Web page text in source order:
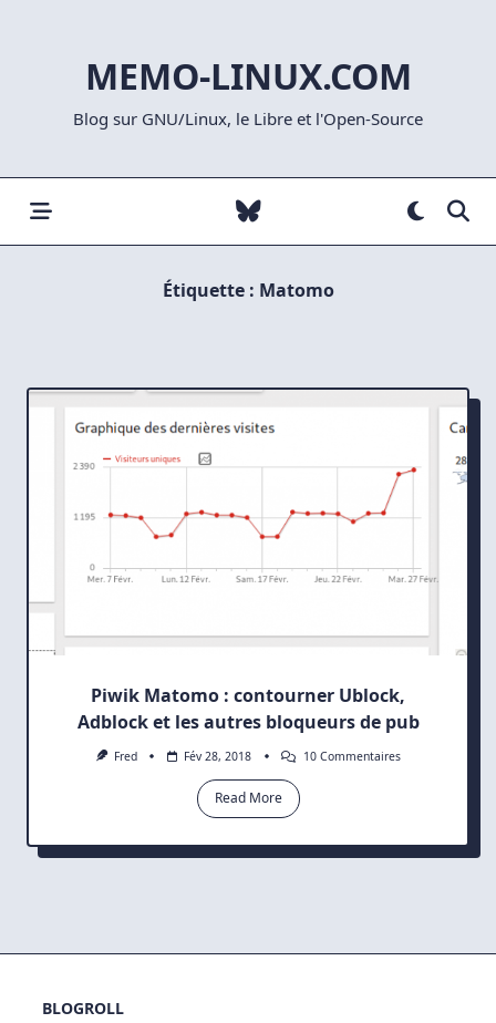
MEMO-LINUX.COM
Blog sur GNU/Linux, le Libre et l'Open-Source
Étiquette : Matomo
Piwik Matomo : contourner Ublock,
Adblock et les autres bloqueurs de pub
Fred Fév 28, 2018 10 CommentairesSur
Adblock
Pub
Read More
BLOGROLL